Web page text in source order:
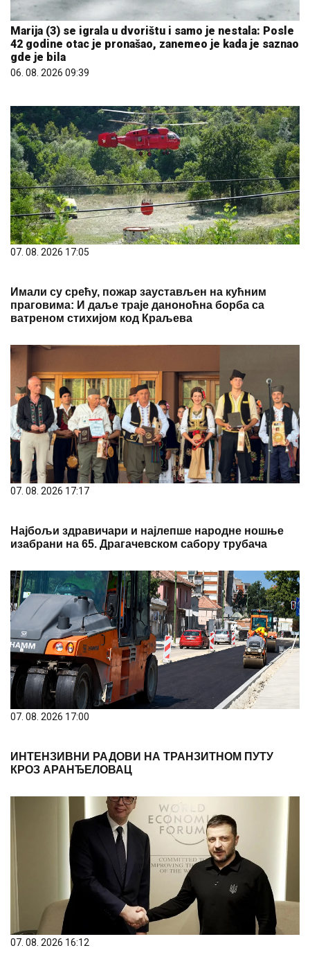
Marija (3) se igrala u dvorištu i samo je nestala: Posle
42 godine otac je pronašao, zanemeo je kada je saznao
gde je bila
06. 08. 2026 09:39
07. 08. 2026 17:05
Имали су срећу, пожар заустављен на кућним
праговима: И даље траје даноноћна борба са
ватреном стихијом код Краљева
07. 08. 2026 17:17
Најбољи здравичари и најлепше народне ношње
изабрани на 65. Драгачевском сабору трубача
07. 08. 2026 17:00
ИНТЕНЗИВНИ РАДОВИ НА ТРАНЗИТНОМ ПУТУ
КРОЗ АРАНЂЕЛОВАЦ
07. 08. 2026 16:12